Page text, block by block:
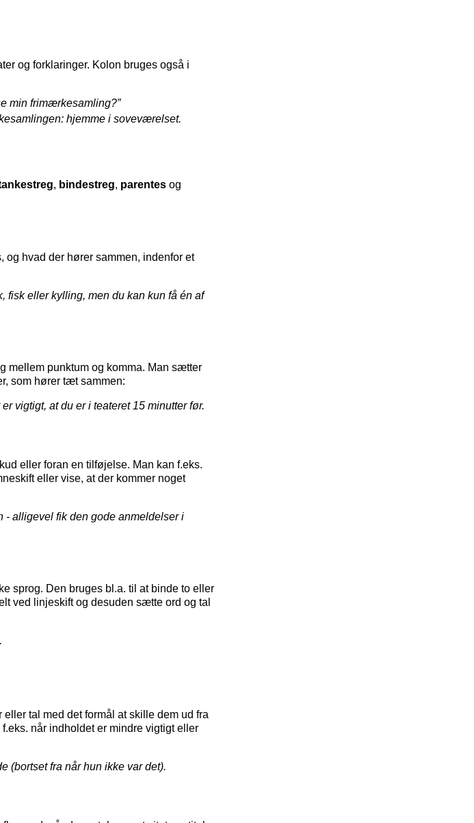
og forklaringer. Kolon bruges også i
min frimærkesamling?”
hjemme i soveværelset.
, bindestreg, parentes og
og hvad der hører sammen, indenfor et
fisk eller kylling, men du kan kun få én af
mellem punktum og komma. Man sætter
som hører tæt sammen:
vigtigt, at du er i teateret 15 minutter før.
eller foran en tilføjelse. Man kan f.eks.
eller vise, at der kommer noget
- alligevel fik den gode anmeldelser i
sprog. Den bruges bl.a. til at binde to eller
ved linjeskift og desuden sætte ord og tal
tal med det formål at skille dem ud fra
når indholdet er mindre vigtigt eller
(bortset fra når hun ikke var det).